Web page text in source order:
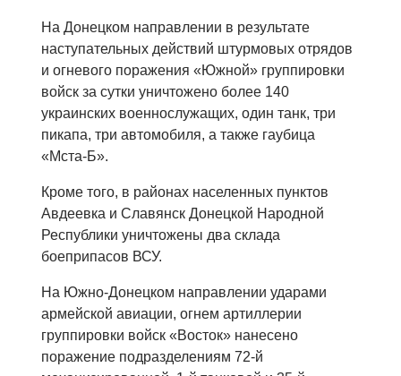
На Донецком направлении в результате
наступательных действий штурмовых отрядов
и огневого поражения «Южной» группировки
войск за сутки уничтожено более 140
украинских военнослужащих, один танк, три
пикапа, три автомобиля, а также гаубица
«Мста-Б».
Кроме того, в районах населенных пунктов
Авдеевка и Славянск Донецкой Народной
Республики уничтожены два склада
боеприпасов ВСУ.
На Южно-Донецком направлении ударами
армейской авиации, огнем артиллерии
группировки войск «Восток» нанесено
поражение подразделениям 72-й